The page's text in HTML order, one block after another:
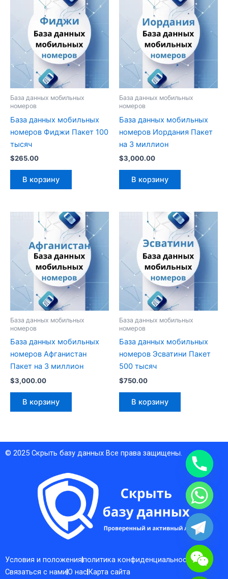
База данных мобильных
номеров
База данных мобильных
номеров Фиджи Пакет 100
тысяч
$265.00
В корзину
База данных мобильных
номеров
База данных мобильных
номеров Иордания Пакет
на 3 миллион
$3,000.00
В корзину
База данных мобильных
номеров
База данных мобильных
номеров Афганистан
Пакет на 3 миллион
$3,000.00
В корзину
База данных мобильных
номеров
База данных мобильных
номеров Эсватини Пакет
500 тысяч
$750.00
В корзину
© 2025 Скрыть базу данных Все права защищены.
Условия и положенияполитика конфиденциальности
Связаться с намиО насКарта сайта